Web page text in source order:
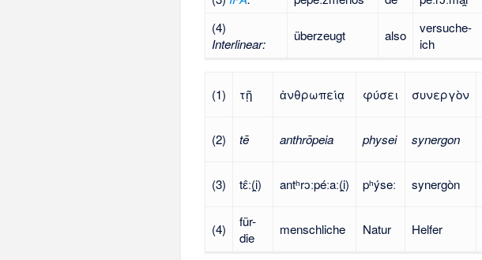
(4)
Interlinear:
überzeugt also
versuche-
ich
(1) τῇ ἀνθρωπείᾳ φύσει συνεργὸν
(2) tē anthrōpeia physei synergon
(3) tɛ̂ː(i̯) antʰrɔːpéːaː(i̯) pʰýseː synergòn
(4)
für-
die
menschliche Natur Helfer